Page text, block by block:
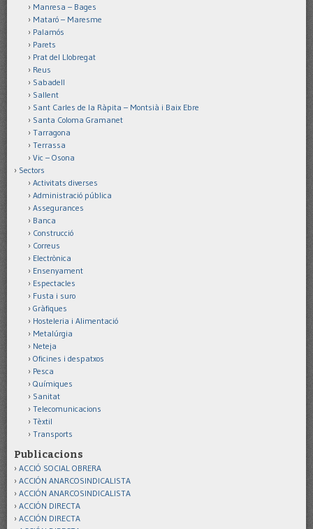
Manresa – Bages
Mataró – Maresme
Palamós
Parets
Prat del Llobregat
Reus
Sabadell
Sallent
Sant Carles de la Ràpita – Montsià i Baix Ebre
Santa Coloma Gramanet
Tarragona
Terrassa
Vic – Osona
Sectors
Activitats diverses
Administració pública
Assegurances
Banca
Construcció
Correus
Electrònica
Ensenyament
Espectacles
Fusta i suro
Gràfiques
Hosteleria i Alimentació
Metalúrgia
Neteja
Oficines i despatxos
Pesca
Químiques
Sanitat
Telecomunicacions
Tèxtil
Transports
Publicacions
ACCIÓ SOCIAL OBRERA
ACCIÓN ANARCOSINDICALISTA
ACCIÓN ANARCOSINDICALISTA
ACCIÓN DIRECTA
ACCIÓN DIRECTA